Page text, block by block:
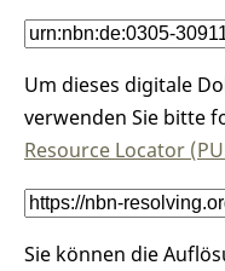
Um dieses digitale
verwenden Sie bitte
Resource Locator
Sie können die